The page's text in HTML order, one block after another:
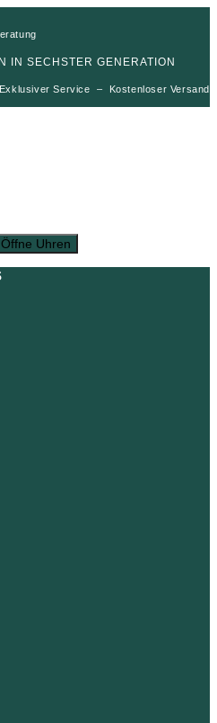
IN SECHSTER GENERATION
Exklusiver Service – Kostenloser Versand
Öffne Uhren